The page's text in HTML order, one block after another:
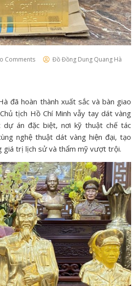
Comments Đồ Đồng Dung Quang Hà
đã hoàn thành xuất sắc và bàn giao
tịch Hồ Chí Minh vẫy tay dát vàng
án đặc biệt, nơi kỹ thuật chế tác
nghệ thuật dát vàng hiện đại, tạo
giá trị lịch sử và thẩm mỹ vượt trội.